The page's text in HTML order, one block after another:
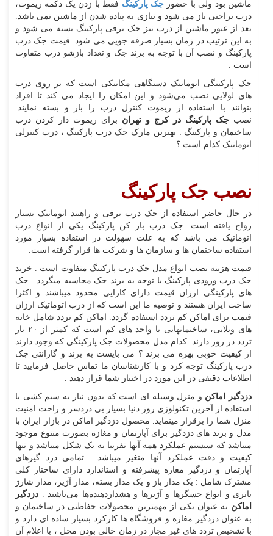
ماشین بود ولی با حضورجک پارکینگ فقط با زدن یک دکمه ریموت،
درب براحتی باز می شود و نیازی به پیاده شدن از ماشین نمی باشد.
بعد از عبور ماشین از درب نیز جک برقی پارکینگ بسته می شود و
به این ترتیب در زمان بسیار صرفه جویی می شود. قیمت جک درب
پارکینگ و نصب آن با توجه به برند جک و تعداد بازشو درب متفاوت
است .
جک پارکینگی اتوماتیک دستگاهی مکانیکی است که بر روی درب
های لولایی نصب می‌شود و این امکان را ایجاد می کند تا افراد
بتوانند با استفاده از ریموت کنترل درب را باز و بسته نمایند.
نصب جک پارکینگ در کرج و تهران برای ریموت دار کردن درب
ساختمان و پارکینگ : بهترین مارک جک درب پارکینگ ، درب کنترلی
اتوماتیک کدام است ؟
نصب جک پارکینگ
در حال حاضر استفاده از جک درب برقی و راهبند اتوماتیک بسیار
رواج یافته است. جک درب باز کن پارکینگ یکی از انواع درب
اتوماتیک می باشد که به علت سهولت در استفاده بسیار مورد
استفاده ساختمان ها و سازمان ها و شرکت ها قرار گرفته است.
قیمت هزینه نصب انواع مدل جک درب پارکینگ متفاوت است . خرید
جک درب ورودی پارکینگ با توجه به برند جک محاسبه میگردد . جک
های پارکینگی ارزان قیمت دارای کارایی محدود میباشند و اکثرا
ساخت ایران هستند و توصیه ما این است که از درب اتوماتیک ارزان
قیمت برای اماکن کم تردد استفاده گردد. اماکن کم تردد شامل خانه
های ویلایی، ساختمانهایی با واحد های کم است که کمتر از ۲۰ بار
تردد در روز دارند. کدام مدل محصولات جک پارکینگی که وجود دارند
از کیفیت خوبی بهره می برند ؟ می بایست به برند و گارانتی جک
درب پارکینگ توجه کرد و با کارشناسان ما تماس حاصل فرمایید تا
اطلاعات دقیقی در این مورد در اختیار شما قرار دهند .
دزدگیر اماکن و منزل وسیله ای است که بدون نیاز به سیم کشی با
استفاده از آخرین تکنولوژی روز دنیا بسیار بی دردسر و راحت امنیت
منزل شما را برقرار مینماید. محصول دزدگیر اماکن در بازار ایران با
مدل و برند های دزدگیر برای آپارتمان و مغازه بصورت متنوع موجود
میباشد که سیستم عملکرد همه آنها تقریبا به یک شکل میباشد و تنها
کیفیت و دقت عملکرد آنها متغیر میباشد . تمامی دزد گیرهای
آپارتمان و دزدگیر مغازه پیشرفته و استاندارد دارای ساختار کلی
مشترک شامل : یک مدار باز و یک مدار بسته، مدار آژیر، مدار شارژ
باتری و انواع حسگرها و آژیرها و هشداردهنده‌ها می‌باشند . دزدگیر
اماکن به عنوان یکی از مهمترین محصولات حفاظتی در ساختمان و
به عنوان دزدگیر مغازه و فروشگاه ها کارکرد بسیار ساده ای دارد و
با تشخیص تردد های غیر مجاز در زمان خالی بودن محل ، با اعلام آن